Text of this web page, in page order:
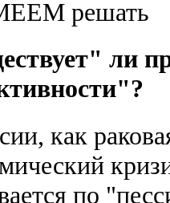
решать
ли
как
по